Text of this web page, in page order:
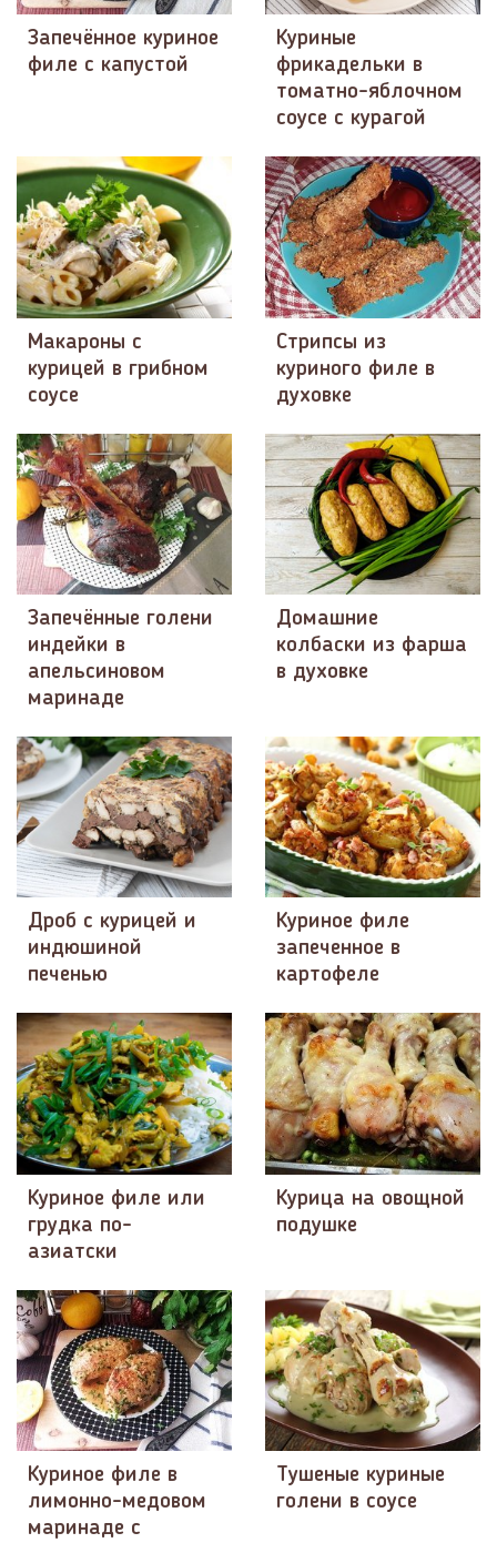
Запечённое куриное
филе с капустой
Куриные
фрикадельки в
томатно-яблочном
соусе с курагой
Макароны с
курицей в грибном
соусе
Стрипсы из
куриного филе в
духовке
Запечённые голени
индейки в
апельсиновом
маринаде
Домашние
колбаски из фарша
в духовке
Дроб с курицей и
индюшиной
печенью
Куриное филе
запеченное в
картофеле
Куриное филе или
грудка по-
азиатски
Курица на овощной
подушке
Куриное филе в
лимонно-медовом
маринаде с
Тушеные куриные
голени в соусе